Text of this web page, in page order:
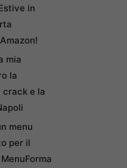
in
mia
la
crack e la
menu
per il